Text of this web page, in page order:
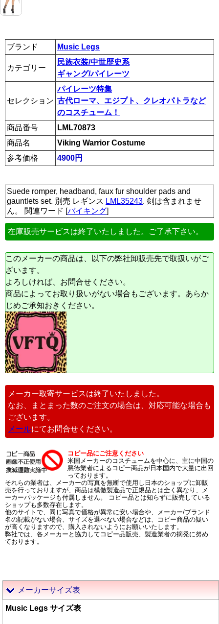
ブランド Music Legs
カテゴリー
民族衣装/中世歴史系
ギャング/パイレーツ
セレクション
パイレーツ特集
古代ローマ、エジプト、クレオパトラなど
のコスチューム！
商品番号
LML70873
商品名
Viking Warrior Costume
参考価格
4900円
Suede romper, headband, faux fur shoulder pads and
gauntlets set. 別売 レギンス LML35243. 剣は含まれませ
ん。 関連ワード [バイキング]
在庫販売サービスは終了いたしました。ご了承下さい。
このメーカーの商品は、以下の弊社卸販売先で取扱いがご
ざいます。
よろしければ、お問合せください。
商品によってお取り扱いがない場合もございます。あらか
じめご承知おきください。
メーカー取寄サービスは終了いたしました。
なお、まとまった数のご注文の場合は、対応可能な場合も
ございます。
メールにてお問合せください。
コピー品にご注意ください
米国メーカーのコスチュームを中心に、主に中国の
悪徳業者によるコピー商品が日本国内で大量に出回
っております。
それらの業者は、メーカーの写真を無断で使用し日本のショップに卸販
売を行っておりますが、商品は模倣製造品で正規品とは全く異なり、メ
ーカーパッケージも付属しません。 コピー品とは知らずに販売している
ショップも多数存在します。
他のサイトで、同じ写真で価格が異常に安い場合や、メーカー/ブランド
名の記載がない場合、サイズを選べない場合などは、コピー商品の疑い
が高くなりますので、購入されないようにお願いいたします。
弊社では、各メーカーと協力してコピー品販売、製造業者の摘発に努め
ております。
メーカーサイズ表
Music Legs サイズ表